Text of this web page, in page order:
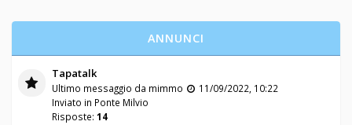
ANNUNCI
Tapatalk
Ultimo messaggio da mimmo
11/09/2022, 10:22
Inviato in Ponte Milvio
Risposte: 14